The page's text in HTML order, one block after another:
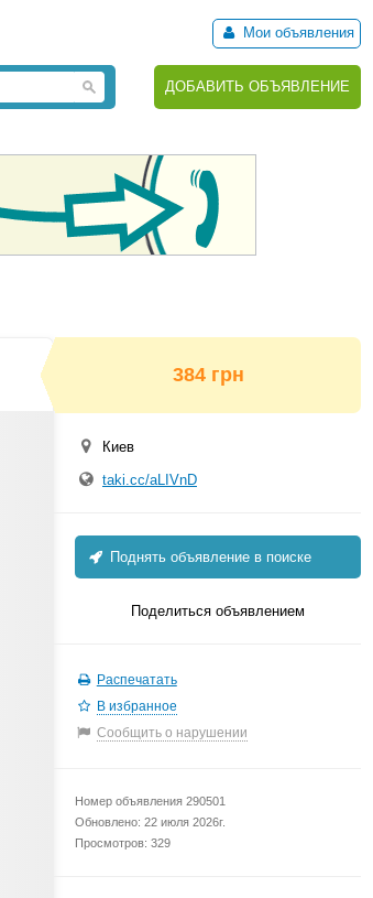
Мои объявления
ДОБАВИТЬ ОБЪЯВЛЕНИЕ
384 грн
Киев
taki.cc/aLIVnD
Поднять объявление в поиске
Поделиться объявлением
Распечатать
В избранное
Сообщить о нарушении
Номер объявления 290501
Обновлено: 22 июля 2026г.
Просмотров: 329